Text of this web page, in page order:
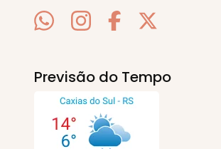
Previsão do Tempo